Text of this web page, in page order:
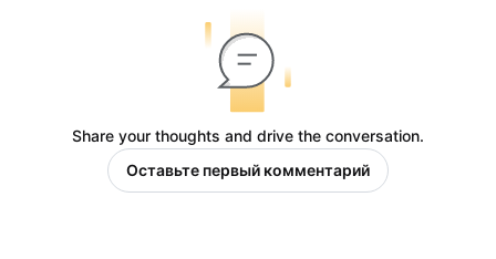
Share your thoughts and drive the conversation.
Оставьте первый комментарий